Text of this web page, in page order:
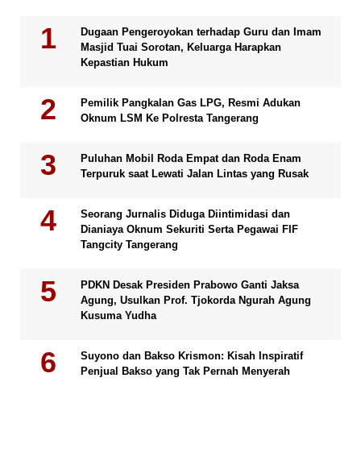
Dugaan Pengeroyokan terhadap Guru dan Imam
Masjid Tuai Sorotan, Keluarga Harapkan
Kepastian Hukum
Pemilik Pangkalan Gas LPG, Resmi Adukan
Oknum LSM Ke Polresta Tangerang
Puluhan Mobil Roda Empat dan Roda Enam
Terpuruk saat Lewati Jalan Lintas yang Rusak
Seorang Jurnalis Diduga Diintimidasi dan
Dianiaya Oknum Sekuriti Serta Pegawai FIF
Tangcity Tangerang
PDKN Desak Presiden Prabowo Ganti Jaksa
Agung, Usulkan Prof. Tjokorda Ngurah Agung
Kusuma Yudha
Suyono dan Bakso Krismon: Kisah Inspiratif
Penjual Bakso yang Tak Pernah Menyerah